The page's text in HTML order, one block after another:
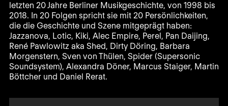
letzten 20 Jahre Berliner Musikgeschichte, von 1998 bis
2018. In 20 Folgen spricht sie mit 20 Persönlichkeiten,
die die Geschichte und Szene mitgeprägt haben:
Jazzanova, Lotic, Kiki, Alec Empire, Perel, Pan Daijing,
René Pawlowitz aka Shed, Dirty Döring, Barbara
Morgenstern, Sven von Thülen, Spider (Supersonic
Soundsystem), Alexandra Döner, Marcus Staiger, Martin
Böttcher und Daniel Rerat.